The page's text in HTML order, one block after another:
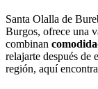
Santa Olalla de
Burgos, ofrece una
combinan
relajarte después de
región, aquí